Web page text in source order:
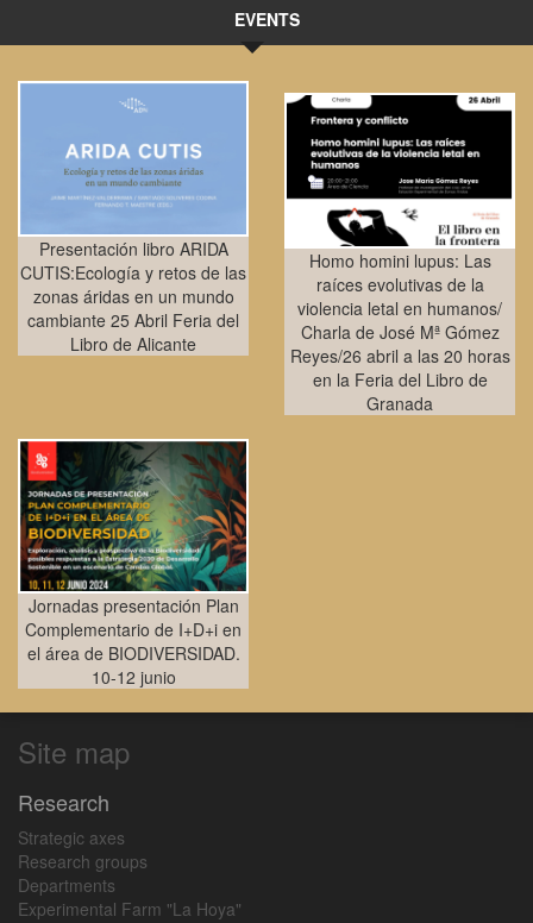
EVENTS
Presentación libro ARIDA
CUTIS:Ecología y retos de las
zonas áridas en un mundo
cambiante 25 Abril Feria del
Libro de Alicante
Homo homini lupus: Las
raíces evolutivas de la
violencia letal en humanos/
Charla de José Mª Gómez
Reyes/26 abril a las 20 horas
en la Feria del Libro de
Granada
Jornadas presentación Plan
Complementario de I+D+i en
el área de BIODIVERSIDAD.
10-12 junio
Site map
Research
Strategic axes
Research groups
Departments
Experimental Farm "La Hoya"